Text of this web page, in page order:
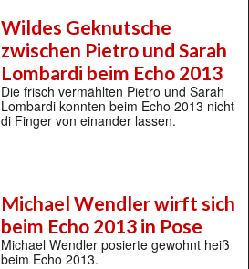
Wildes Geknutsche
zwischen Pietro und Sarah
Lombardi beim Echo 2013
Die frisch vermählten Pietro und Sarah
Lombardi konnten beim Echo 2013 nicht
di Finger von einander lassen.
Michael Wendler wirft sich
beim Echo 2013 in Pose
Michael Wendler posierte gewohnt heiß
beim Echo 2013.